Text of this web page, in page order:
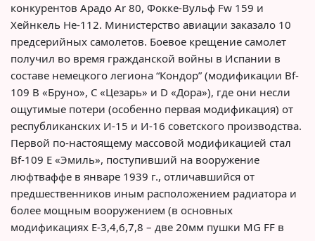
конкурентов Арадо Ar 80, Фокке-Вульф Fw 159 и
Хейнкель He-112. Министерство авиации заказало 10
предсерийных самолетов. Боевое крещение самолет
получил во время гражданской войны в Испании в
составе немецкого легиона “Кондор” (модификации Bf-
109 B «Бруно», C «Цезарь» и D «Дора»), где они несли
ощутимые потери (особенно первая модификация) от
республиканских И-15 и И-16 советского производства.
Первой по-настоящему массовой модификацией стал
Bf-109 E «Эмиль», поступивший на вооружение
люфтваффе в январе 1939 г., отличавшийся от
предшественников иным расположением радиатора и
более мощным вооружением (в основных
модификациях Е-3,4,6,7,8 – две 20мм пушки MG FF в